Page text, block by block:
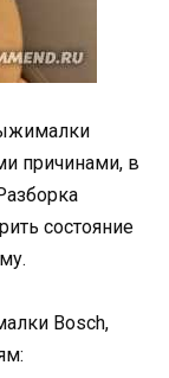
причинами, в
состояние
Bosch,